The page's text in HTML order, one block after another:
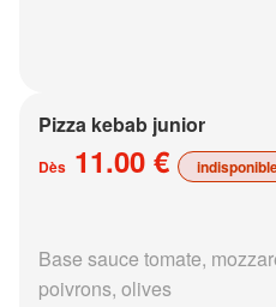
Pizza kebab junior
Dès 11.00 €
Base sauce tomate,
poivrons, olives